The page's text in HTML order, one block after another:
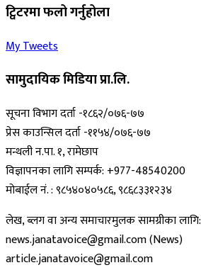
ट्विटरमा फलो गर्नुहोला
My Tweets
सामुदायिक मिडिया प्रा.लि.
सूचना विभाग दर्ता -१८६२/०७६-७७
प्रेस काउन्सिल दर्ता -११५४/०७६-७७
मन्थली न.पा. १, रामेछाप
विज्ञापनका लागि सम्पर्क: +977-48540200
मोबाईल नं. : ९८५४०४०५८६, ९८६८३३१२३४
लेख, ब्लग वा अन्य समाचारमुलक सामग्रीका लागि:
news.janatavoice@gmail.com (News)
article.janatavoice@gmail.com